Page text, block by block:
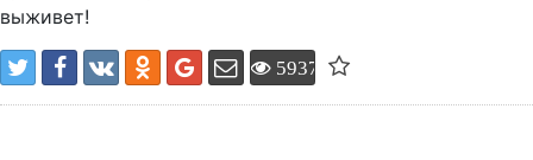
выживет!
5937